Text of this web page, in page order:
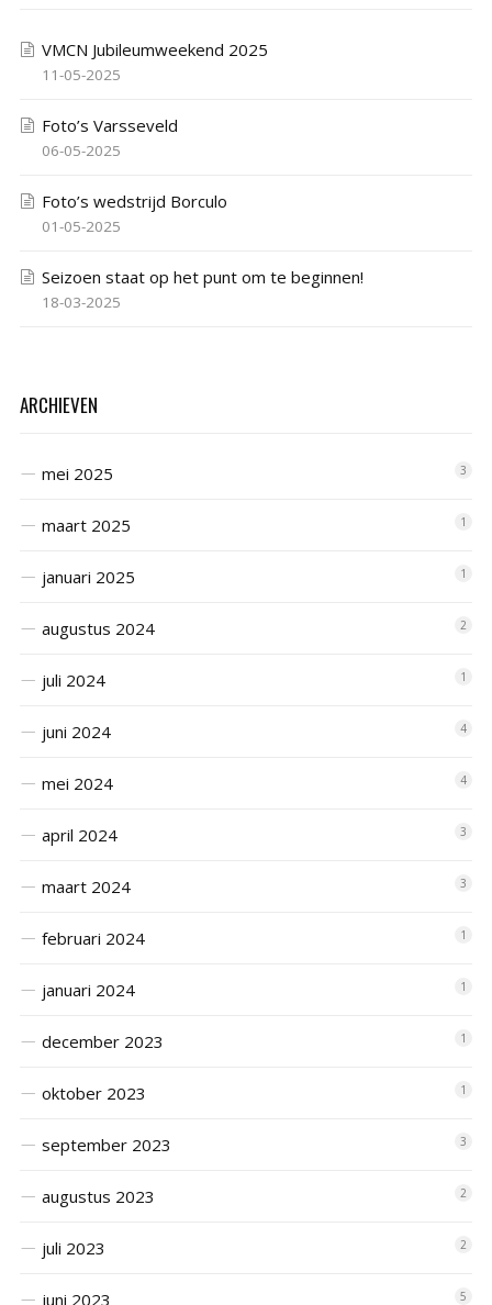
VMCN Jubileumweekend 2025
11-05-2025
Foto’s Varsseveld
06-05-2025
Foto’s wedstrijd Borculo
01-05-2025
Seizoen staat op het punt om te beginnen!
18-03-2025
ARCHIEVEN
mei 2025 3
maart 2025 1
januari 2025 1
augustus 2024 2
juli 2024 1
juni 2024 4
mei 2024 4
april 2024 3
maart 2024 3
februari 2024 1
januari 2024 1
december 2023 1
oktober 2023 1
september 2023 3
augustus 2023 2
juli 2023 2
juni 2023 5